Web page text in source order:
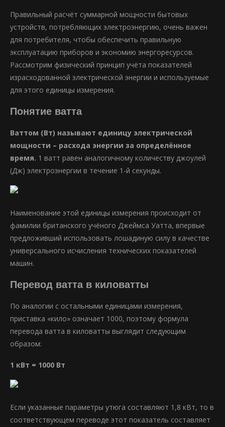
Правильный расчёт суммарной мощности бытовых
устройств, потребляющих электроэнергию, очень важен
для потребителя, чтобы обеспечить правильную
эксплуатацию приборов и экономию энергоресурсов.
Рассмотрим физический принцип учёта показателей
израсходованной электрической энергии и используемые
для этого единицы измерения.
Понятие ватта
Ваттом (Вт) называют единицу электрической
мощности – расхода энергии за определённое
время. 1 ватт равен аналогичному количеству джоулей
(Дж) электроэнергии в течение 1-й секунды.
Наименование этой единицы измерения происходит от
фамилии британского учёного Джеймса Уатта, впервые
предложивший использовать лошадиную силу в качестве
универсального исчисления технических показателей
машин.
Перевод ватта в киловатты
По аналогии с остальными единицами измерения,
приставка «кило» означает 1000, поэтому формула
перевода ватта в киловатты выглядит следующим
образом:
1 кВт = 1000 Вт
Если указанные параметры утюга составляют 1,8 кВт, то в
соответствующем переводе этот показатель составляет